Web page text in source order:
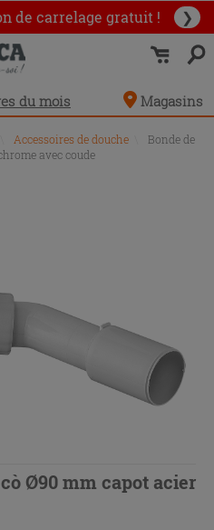
de carrelage gratuit ! ❯
du mois Magasins
Accessoires de douche
Bonde de
avec coude
Ø90 mm capot acier